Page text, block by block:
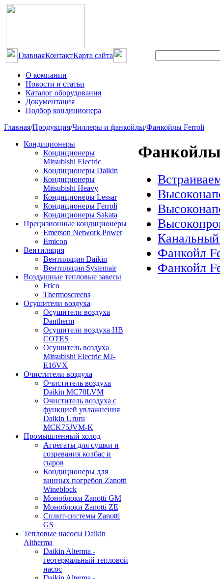
ГлавнаяКонтактКарта сайта
О компании
Новости и статьи
Каталог оборудования
Документация
Подбор кондиционера
Главная/Продукция/Чиллеры и фанкойлы/Фанкойлы Ferroli
Кондиционеры
Кондиционеры
Mitsubishi Electric
Кондиционеры Daikin
Кондиционеры
Mitsubishi Heavy
Кондиционеры Lessar
Кондиционеры Ferroli
Кондиционеры Sakata
Прецизионные кондиционеры
Emerson Network Power
Emicon
Вентиляция
Вентиляция Daikin
Вентиляция Systemair
Воздушные тепловые завесы
Frico
Thermoscreens
Осушители воздуха
Осушители воздуха
Dantherm
Осушители воздуха HB
COTES
Осушитель воздуха
Mitsubishi Electric MJ-
E16VX
Очистители воздуха
Очиститель воздуха
Daikin MC70LVM
Очиститель воздуха с
функцией увлажнения
Daikin Ururu
MCK75JVM-K
Промышленный холод
Агрегаты для сушки и
созревания колбас и
сыров
Кондиционеры для
винных погребов Zanotti
Wineblock
Моноблоки Zanotti GM
Моноблоки Zanotti ZE
Сплит-системы Zanotti
GS
Тепловые насосы Daikin
Altherma
Daikin Alterma -
геотермальный тепловой
насос
Фанкойл
Фанкойл